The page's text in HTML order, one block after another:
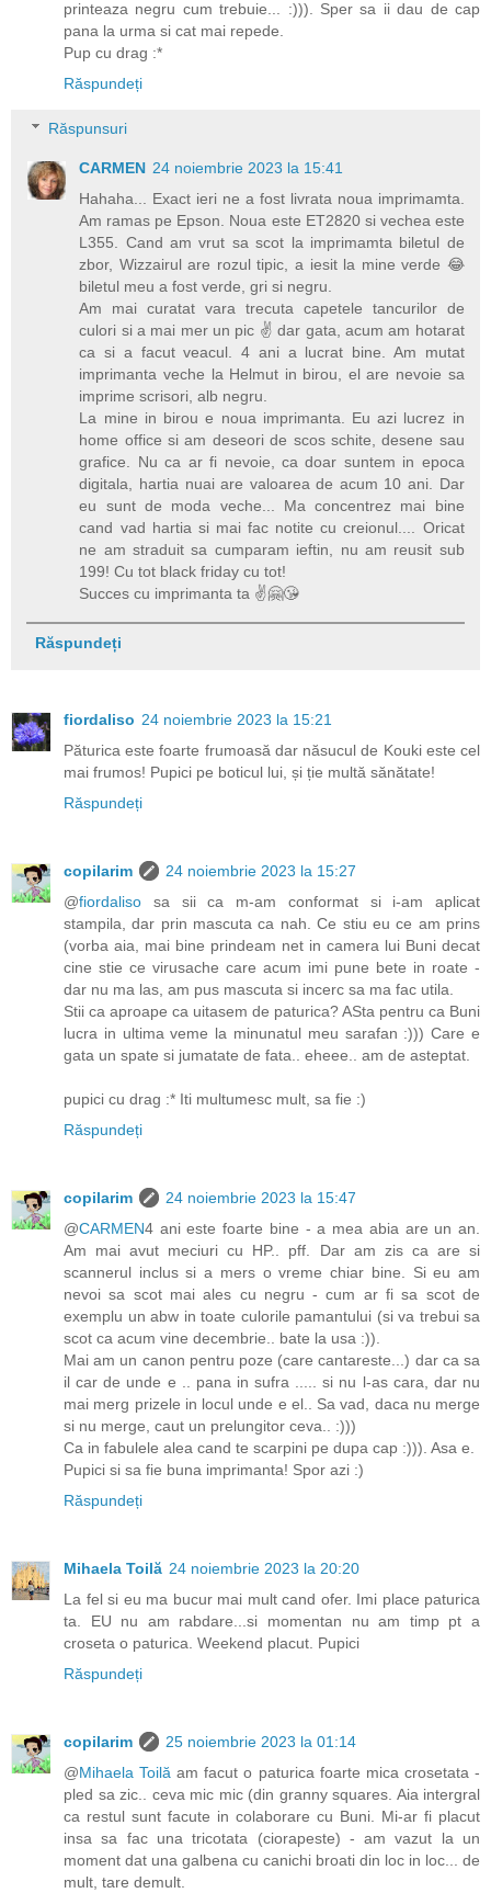
printeaza negru cum trebuie... :))). Sper sa ii dau de cap
pana la urma si cat mai repede.
Pup cu drag :*
Răspundeți
Răspunsuri
CARMEN 24 noiembrie 2023 la 15:41
Hahaha... Exact ieri ne a fost livrata noua imprimamta.
Am ramas pe Epson. Noua este ET2820 si vechea este
L355. Cand am vrut sa scot la imprimamta biletul de
zbor, Wizzairul are rozul tipic, a iesit la mine verde 😂
biletul meu a fost verde, gri si negru.
Am mai curatat vara trecuta capetele tancurilor de
culori si a mai mer un pic ✌️ dar gata, acum am hotarat
ca si a facut veacul. 4 ani a lucrat bine. Am mutat
imprimanta veche la Helmut in birou, el are nevoie sa
imprime scrisori, alb negru.
La mine in birou e noua imprimanta. Eu azi lucrez in
home office si am deseori de scos schite, desene sau
grafice. Nu ca ar fi nevoie, ca doar suntem in epoca
digitala, hartia nuai are valoarea de acum 10 ani. Dar
eu sunt de moda veche... Ma concentrez mai bine
cand vad hartia si mai fac notite cu creionul.... Oricat
ne am straduit sa cumparam ieftin, nu am reusit sub
199! Cu tot black friday cu tot!
Succes cu imprimanta ta ✌️🤗😘
Răspundeți
fiordaliso 24 noiembrie 2023 la 15:21
Păturica este foarte frumoasă dar năsucul de Kouki este cel
mai frumos! Pupici pe boticul lui, și ție multă sănătate!
Răspundeți
copilarim
24 noiembrie 2023 la 15:27
@fiordaliso sa sii ca m-am conformat si i-am aplicat
stampila, dar prin mascuta ca nah. Ce stiu eu ce am prins
(vorba aia, mai bine prindeam net in camera lui Buni decat
cine stie ce virusache care acum imi pune bete in roate -
dar nu ma las, am pus mascuta si incerc sa ma fac utila.
Stii ca aproape ca uitasem de paturica? ASta pentru ca Buni
lucra in ultima veme la minunatul meu sarafan :))) Care e
gata un spate si jumatate de fata.. eheee.. am de asteptat.
pupici cu drag :* Iti multumesc mult, sa fie :)
Răspundeți
copilarim
24 noiembrie 2023 la 15:47
@CARMEN4 ani este foarte bine - a mea abia are un an.
Am mai avut meciuri cu HP.. pff. Dar am zis ca are si
scannerul inclus si a mers o vreme chiar bine. Si eu am
nevoi sa scot mai ales cu negru - cum ar fi sa scot de
exemplu un abw in toate culorile pamantului (si va trebui sa
scot ca acum vine decembrie.. bate la usa :)).
Mai am un canon pentru poze (care cantareste...) dar ca sa
il car de unde e .. pana in sufra ..... si nu l-as cara, dar nu
mai merg prizele in locul unde e el.. Sa vad, daca nu merge
si nu merge, caut un prelungitor ceva.. :)))
Ca in fabulele alea cand te scarpini pe dupa cap :))). Asa e.
Pupici si sa fie buna imprimanta! Spor azi :)
Răspundeți
Mihaela Toilă 24 noiembrie 2023 la 20:20
La fel si eu ma bucur mai mult cand ofer. Imi place paturica
ta. EU nu am rabdare...si momentan nu am timp pt a
croseta o paturica. Weekend placut. Pupici
Răspundeți
copilarim
25 noiembrie 2023 la 01:14
@Mihaela Toilă am facut o paturica foarte mica crosetata -
pled sa zic.. ceva mic mic (din granny squares. Aia intergral
ca restul sunt facute in colaborare cu Buni. Mi-ar fi placut
insa sa fac una tricotata (ciorapeste) - am vazut la un
moment dat una galbena cu canichi broati din loc in loc... de
mult, tare demult.